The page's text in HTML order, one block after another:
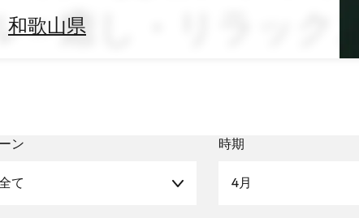
和歌山県
× 癒し・リラック
ン
て
時期
4月